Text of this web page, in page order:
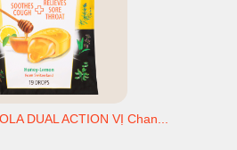
DUAL ACTION VỊ Chan...